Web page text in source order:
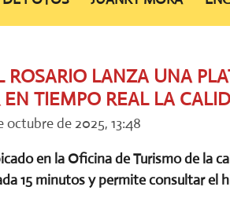
ROSARIO LANZA UNA
EN TIEMPO REAL LA
octubre de 2025, 13:48
en la Oficina de Turismo de la
15 minutos y permite consultar el